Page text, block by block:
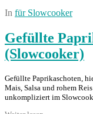
In für Slowcooker
Gefüllte
(Slowcooker)
Gefüllte Paprikaschoten,
Mais, Salsa und rohem
unkompliziert im